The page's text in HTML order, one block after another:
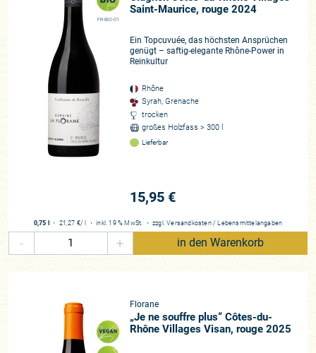
FR-BIO-01
Saint-Maurice, rouge 2024
Ein Topcuvuée, das höchsten Ansprüchen
genügt – saftig-elegante Rhône-Power in
Reinkultur
Rhône
Syrah, Grenache
trocken
großes Holzfass > 300 l
Lieferbar
15,95 €
0,75 l ・ 21,27 €/ l ・inkl. 19 % MwSt. ・ zzgl.Versandkosten / Lebensmittelangaben
- + in den Warenkorb
Florane
„Je ne souffre plus“ Côtes-du-
Rhône Villages Visan, rouge 2025